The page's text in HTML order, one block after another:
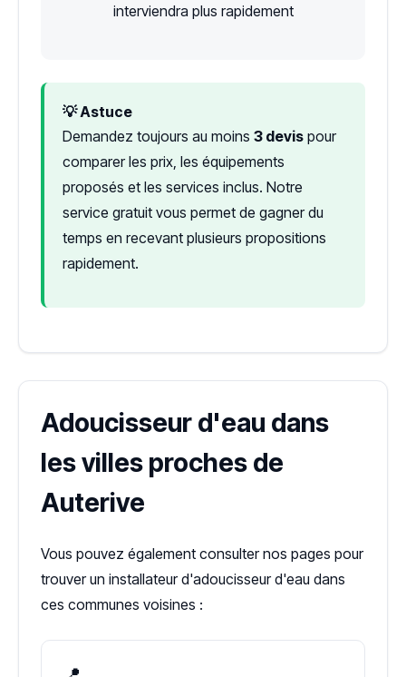
interviendra plus rapidement
💡 Astuce
Demandez toujours au moins 3 devis pour
comparer les prix, les équipements
proposés et les services inclus. Notre
service gratuit vous permet de gagner du
temps en recevant plusieurs propositions
rapidement.
Adoucisseur d'eau dans
les villes proches de
Auterive
Vous pouvez également consulter nos pages pour
trouver un installateur d'adoucisseur d'eau dans
ces communes voisines :